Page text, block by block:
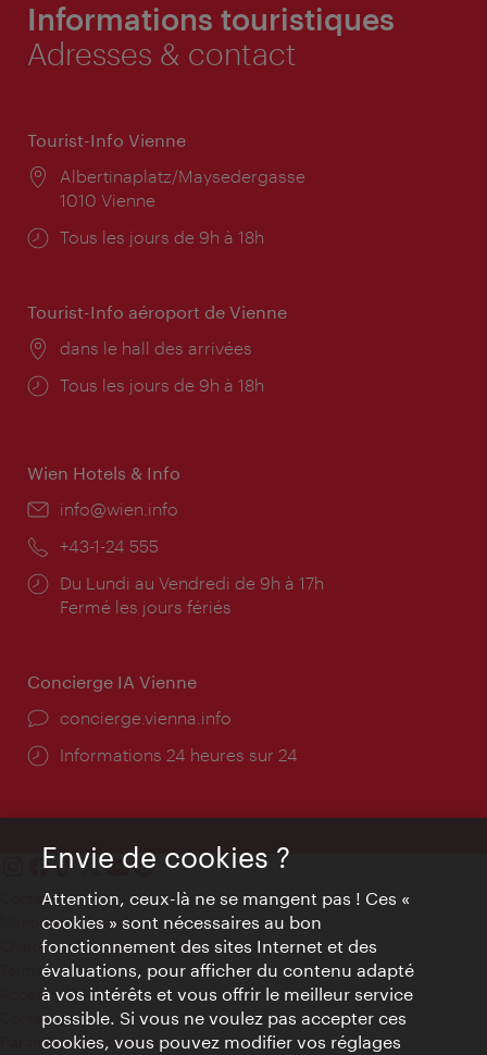
Informations touristiques
Adresses & contact
Tourist-Info Vienne
Lieu:
Albertinaplatz/Maysedergasse
1010 Vienne
Horaires
Tous les jours de 9h à 18h
Tourist-Info aéroport de Vienne
Lieu:
dans le hall des arrivées
Horaires
Tous les jours de 9h à 18h
Wien Hotels & Info
E-
info@wien.info
Téléphone:
+43-1-24 555
Horaires
d'ouverture:
Du Lundi au Vendredi de 9h à 17h
Fermé les jours fériés
Concierge IA Vienne
Ort:
concierge.vienna.info
Öffnungszeiten:
Informations 24 heures sur 24
Contact
Mentions obligatoires
Charte sur le respect de la vie privée
Terms of Use
Accessibilité
Contact presse
Paramètres de cookies
Envie de cookies ?
Attention, ceux-là ne se mangent pas ! Ces «
cookies » sont nécessaires au bon
fonctionnement des sites Internet et des
évaluations, pour afficher du contenu adapté
à vos intérêts et vous offrir le meilleur service
possible. Si vous ne voulez pas accepter ces
cookies, vous pouvez modifier vos réglages